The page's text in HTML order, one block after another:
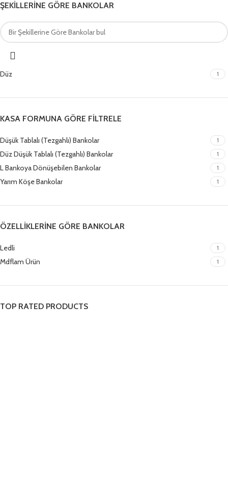
ŞEKILLERINE GÖRE BANKOLAR
Düz 1
KASA FORMUNA GÖRE FILTRELE
Düşük Tablalı (Tezgahlı) Bankolar 1
Düz Düşük Tablalı (Tezgahlı) Bankolar 1
L Bankoya Dönüşebilen Bankolar 1
Yarım Köşe Bankolar 1
ÖZELLIKLERINE GÖRE BANKOLAR
Ledli 1
Mdflam Ürün 1
TOP RATED PRODUCTS